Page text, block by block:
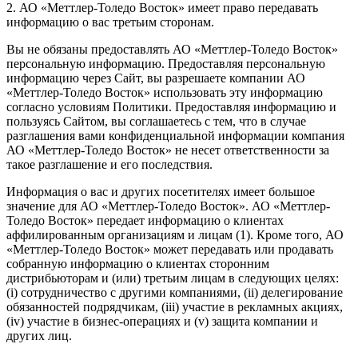
2. АО «Меттлер-Толедо Восток» имеет право передавать
информацию о вас третьим сторонам.
Вы не обязаны предоставлять АО «Меттлер-Толедо Восток»
персональную информацию. Предоставляя персональную
информацию через Сайт, вы разрешаете компании АО
«Меттлер-Толедо Восток» использовать эту информацию
согласно условиям Политики. Предоставляя информацию и
пользуясь Сайтом, вы соглашаетесь с тем, что в случае
разглашения вами конфиденциальной информации компания
АО «Меттлер-Толедо Восток» не несет ответственности за
такое разглашение и его последствия.
Информация о вас и других посетителях имеет большое
значение для АО «Меттлер-Толедо Восток». АО «Меттлер-
Толедо Восток» передает информацию о клиентах
аффилированным организациям и лицам (1). Кроме того, АО
«Меттлер-Толедо Восток» может передавать или продавать
собранную информацию о клиентах сторонним
дистрибьюторам и (или) третьим лицам в следующих целях:
(i) сотрудничество с другими компаниями, (ii) делегирование
обязанностей подрядчикам, (iii) участие в рекламных акциях,
(iv) участие в бизнес-операциях и (v) защита компании и
других лиц.